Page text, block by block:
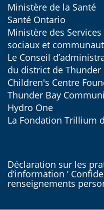
Ministère de la Santé
Santé Ontario
Ministère des
sociaux et
Le Conseil
du district de Thunder
Children's Centre
Thunder Bay
Hydro One
La Fondation Trillium
Déclaration sur les
d’information ’
renseignements